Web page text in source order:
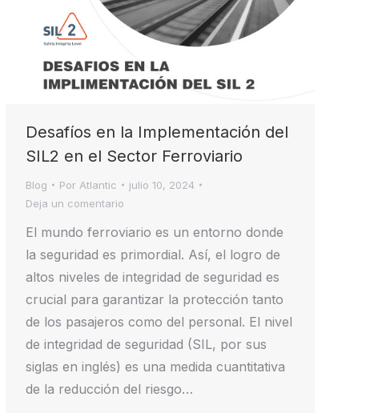
Desafíos en la Implementación del
SIL2 en el Sector Ferroviario
Blog Por Atlantic
julio 10, 2024
Deja un comentario
El mundo ferroviario es un entorno donde
la seguridad es primordial. Así, el logro de
altos niveles de integridad de seguridad es
crucial para garantizar la protección tanto
de los pasajeros como del personal. El nivel
de integridad de seguridad (SIL, por sus
siglas en inglés) es una medida cuantitativa
de la reducción del riesgo…